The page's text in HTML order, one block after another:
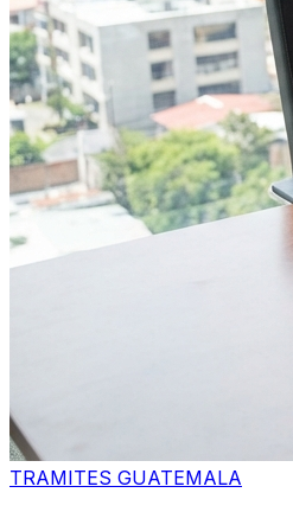
TRAMITES GUATEMALA